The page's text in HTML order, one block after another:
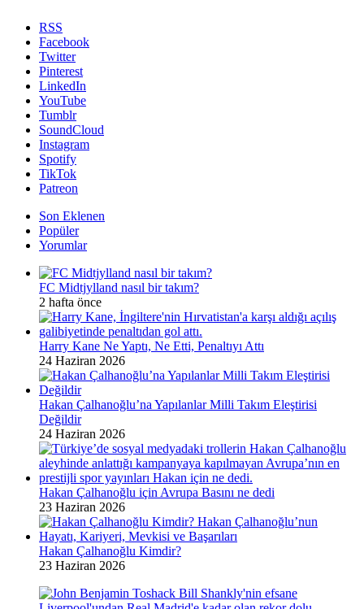
RSS
Facebook
Twitter
Pinterest
LinkedIn
YouTube
Tumblr
SoundCloud
Instagram
Spotify
TikTok
Patreon
Son Eklenen
Popüler
Yorumlar
FC Midtjylland nasıl bir takım?
2 hafta önce
Harry Kane Ne Yaptı, Ne Etti, Penaltıyı Attı
24 Haziran 2026
Hakan Çalhanoğlu’na Yapılanlar Milli Takım Eleştirisi
Değildir
24 Haziran 2026
Hakan Çalhanoğlu için Avrupa Basını ne dedi
23 Haziran 2026
Hakan Çalhanoğlu Kimdir?
23 Haziran 2026